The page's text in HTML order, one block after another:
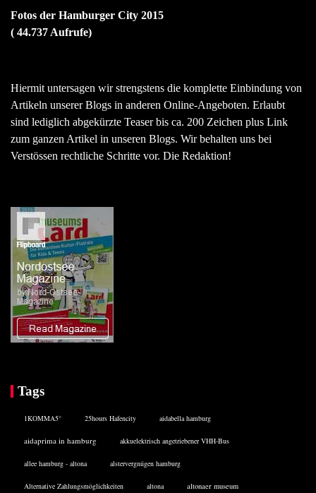
Fotos der Hamburger City 2015
( 44.737 Aufrufe)
Hiermit untersagen wir strengstens die komplette Einbindung von
Artikeln unserer Blogs in anderen Online-Angeboten. Erlaubt
sind lediglich abgekürzte Teaser bis ca. 200 Zeichen plus Link
zum ganzen Artikel in unseren Blogs. Wir behalten uns bei
Verstössen rechtliche Schritte vor. Die Redaktion!
Tags
1KOMMA5° 25hours Hafencity aidabella hamburg
aidaprima in hamburg akkuelektrisch angetriebener VHH-Bus
allee hamburg - altona alstervergnügen hamburg
Alternative Zahlungsmöglichkeiten altona altonaer museum